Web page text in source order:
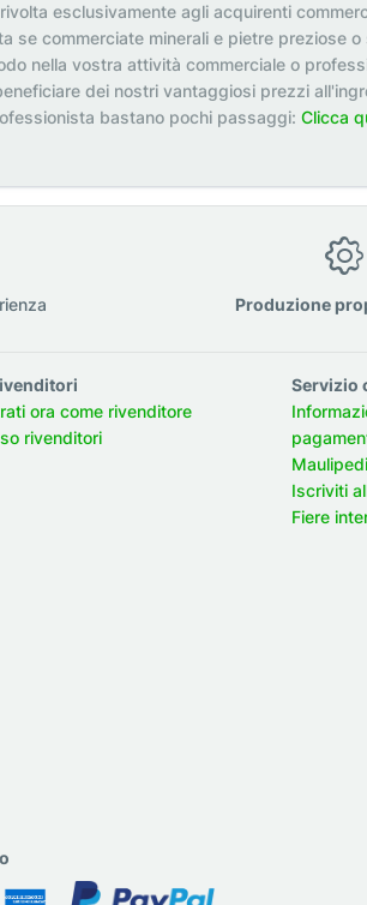
esclusivamente agli acquirenti
se commerciate minerali e pietre preziose o
nella vostra attività commerciale o
dei nostri vantaggiosi prezzi
bastano pochi passaggi: Clicca
Produzione
ora come rivenditore
rivenditori
Servizio
Iscriviti
Fiere